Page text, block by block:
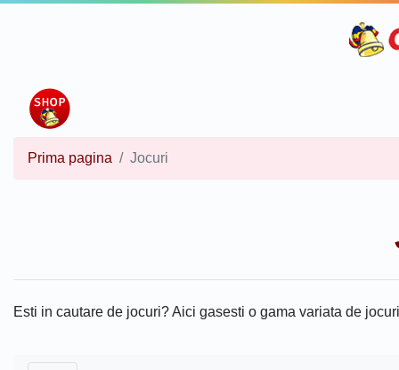
Prima pagina Jocuri
Esti in cautare de jocuri? Aici gasesti o gama variata de